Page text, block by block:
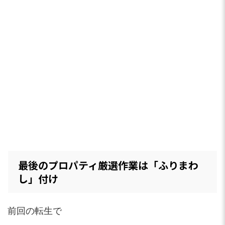
最後のプロパティ厳選作業は「ふりまわ
し」付け
前回の転生で